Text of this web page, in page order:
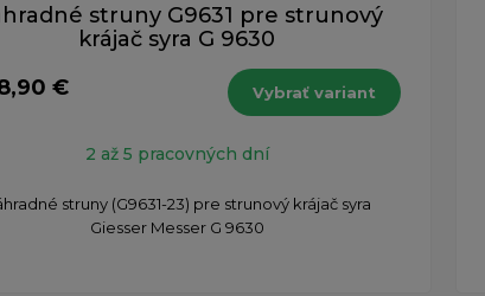
struny G9631 pre strunový
krájač syra G 9630
€
Vybrať variant
2 až 5 pracovných dní
struny (G9631-23) pre strunový krájač syra
Giesser Messer G 9630